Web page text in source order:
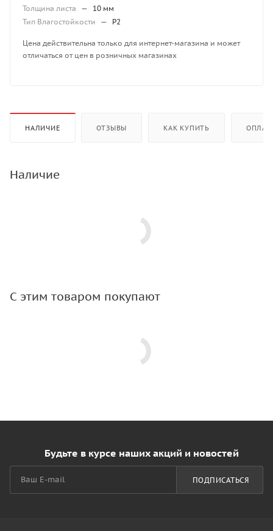
Толщина листа
—
10 мм
Тип Влагостойкости
— P2
Цена действительна только для интернет-магазина и может
отличаться от цен в розничных магазинах
НАЛИЧИЕ ОТЗЫВЫ КАК КУПИТЬ
Наличие
С этим товаром покупают
Будьте в курсе наших акций и новостей
ПОДПИСАТЬСЯ